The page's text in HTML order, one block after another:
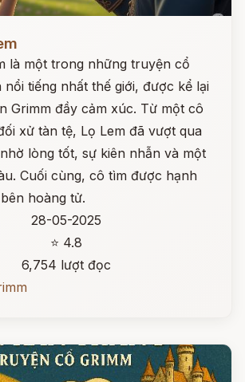
là một trong những truyện cổ
tiếng nhất thế giới, được kể lại
Grimm đầy cảm xúc. Từ một cô
xử tàn tệ, Lọ Lem đã vượt qua
lòng tốt, sự kiên nhẫn và một
Cuối cùng, cô tìm được hạnh
hoàng tử.
28-05-2025
⭐ 4.8
6,754 lượt đọc